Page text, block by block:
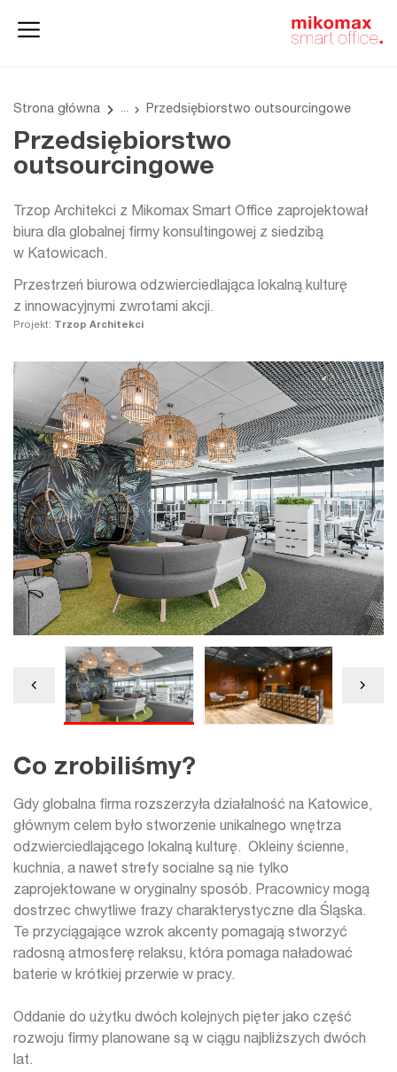
Strona główna Przedsiębiorstwo outsourcingowe
Przedsiębiorstwo
outsourcingowe
Trzop Architekci z Mikomax Smart Office zaprojektował
biura dla globalnej firmy konsultingowej z siedzibą
w Katowicach.
Przestrzeń biurowa odzwierciedlająca lokalną kulturę
z innowacyjnymi zwrotami akcji.
Projekt: Trzop Architekci
Co zrobiliśmy?
Gdy globalna firma rozszerzyła działalność na Katowice,
głównym celem było stworzenie unikalnego wnętrza
odzwierciedlającego lokalną kulturę. Okleiny ścienne,
kuchnia, a nawet strefy socialne są nie tylko
zaprojektowane w oryginalny sposób. Pracownicy mogą
dostrzec chwytliwe frazy charakterystyczne dla Śląska.
Te przyciągające wzrok akcenty pomagają stworzyć
radosną atmosferę relaksu, która pomaga naładować
baterie w krótkiej przerwie w pracy.
Oddanie do użytku dwóch kolejnych pięter jako część
rozwoju firmy planowane są w ciągu najbliższych dwóch
lat.